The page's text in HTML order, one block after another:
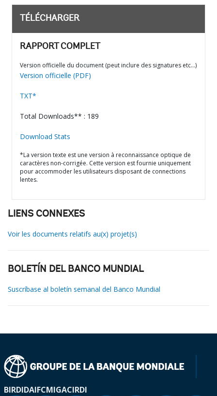
TÉLÉCHARGER
RAPPORT COMPLET
Version officielle du document (peut inclure des signatures etc…)
Version officielle (PDF)
TXT*
Total Downloads** : 189
Download Stats
*La version texte est une version à reconnaissance optique de
caractères non-corrigée. Cette version est fournie uniquement
pour accommoder les utilisateurs disposant de connections
lentes.
LIENS CONNEXES
Voir les documents relatifs au(x) projet(s)
BOLETÍN DEL BANCO MUNDIAL
Suscríbase al boletín semanal del Banco Mundial
BIRDIDAIFCMIGACIRDI